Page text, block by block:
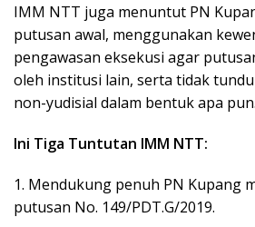
IMM NTT juga menuntut PN
putusan awal, menggunakan
pengawasan eksekusi agar
oleh institusi lain, serta tidak
non-yudisial dalam bentuk apa pun.
Ini Tiga Tuntutan IMM NTT:
1. Mendukung penuh PN Kupang
putusan No. 149/PDT.G/2019.